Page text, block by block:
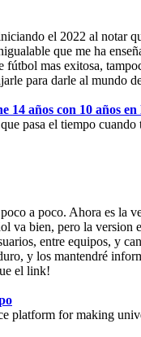
el 2022 al notar
que me ha
fútbol mas exitosa,
para darle al mundo
14 años con 10 años
pasa el tiempo
a poco. Ahora es la
va bien, pero la version
entre equipos, y
y los mantendré
el link!
platform for making